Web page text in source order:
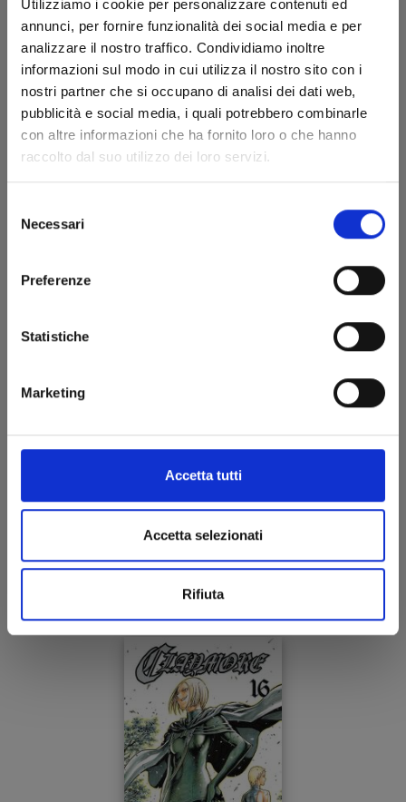
Utilizziamo i cookie per personalizzare contenuti ed
annunci, per fornire funzionalità dei social media e per
analizzare il nostro traffico. Condividiamo inoltre
informazioni sul modo in cui utilizza il nostro sito con i
nostri partner che si occupano di analisi dei dati web,
pubblicità e social media, i quali potrebbero combinarle
con altre informazioni che ha fornito loro o che hanno
raccolto dal suo utilizzo dei loro servizi.
delNecessari
Preferenze
Statistiche
Marketing
Accetta tutti
Accetta selezionati
Rifiuta
CLAYMORE NEW EDITION n. 18
07/05/2024
€ 5,90